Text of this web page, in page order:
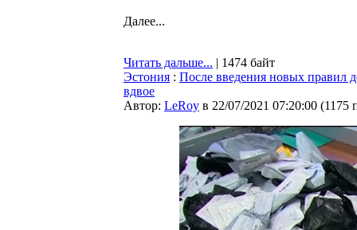
Далее...
Читать дальше... | 1474 байт
Эстония : После введения новых правил
вдвое
Автор: LeRoy в 22/07/2021 07:20:00 (1175